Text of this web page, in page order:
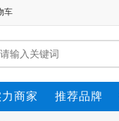
车
力商家 推荐品牌